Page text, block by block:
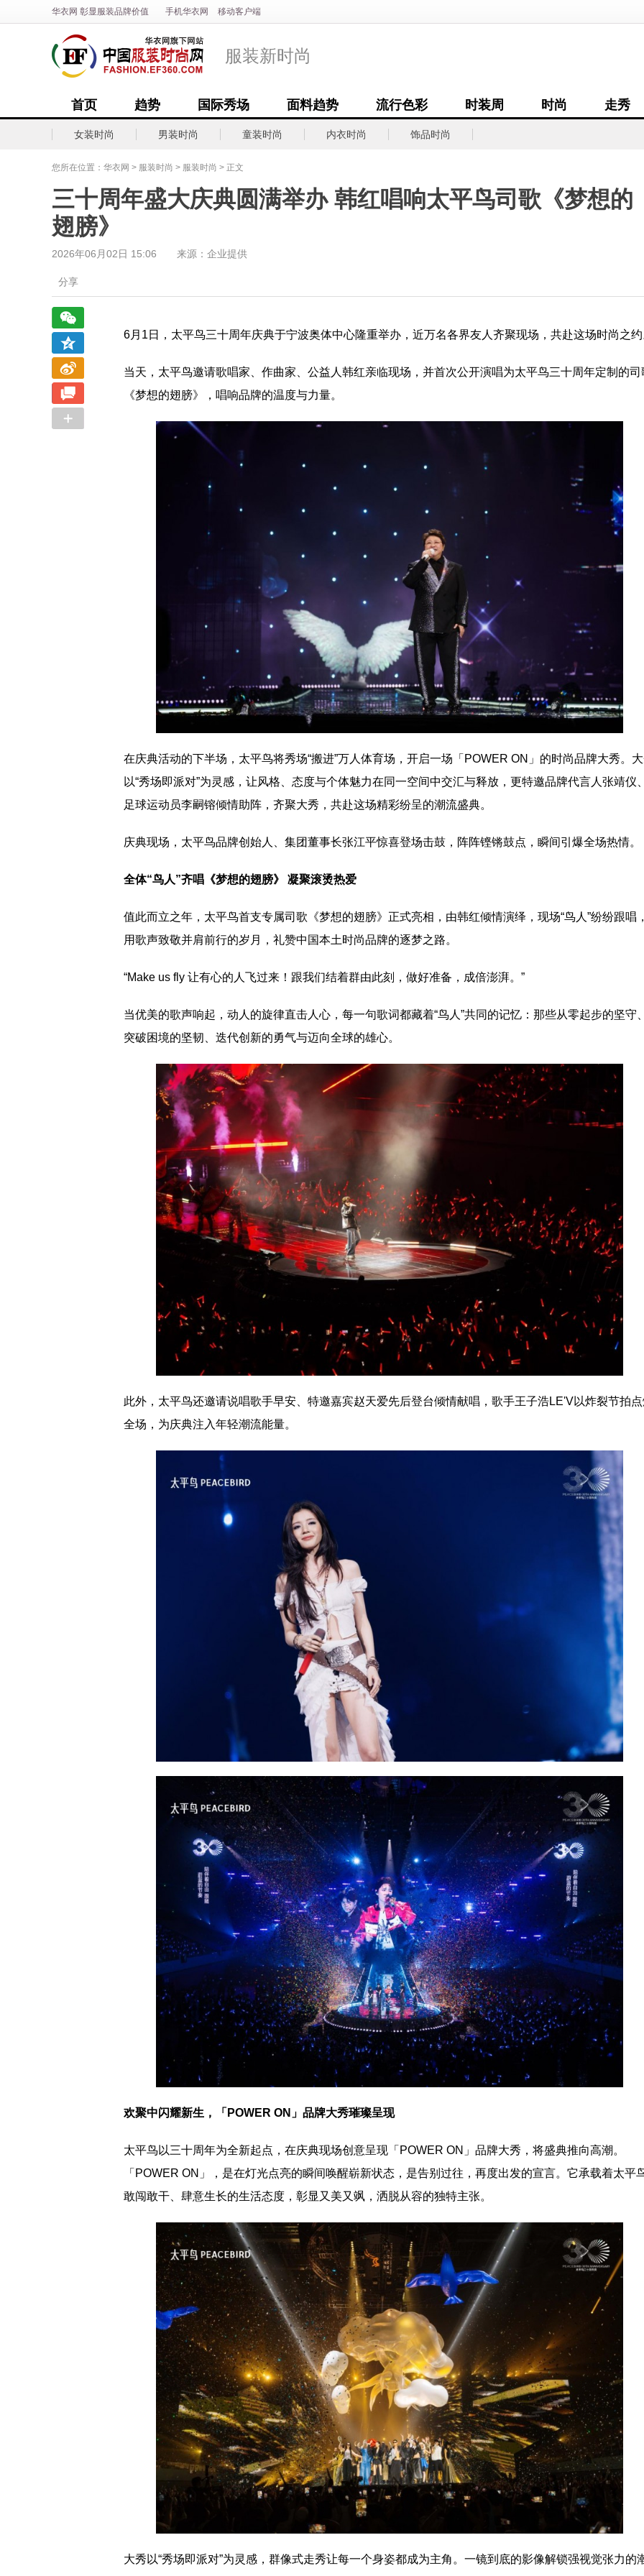
华衣网 彰显服装品牌价值 手机华衣网 移动客户端
服装新时尚
首页 趋势 国际秀场 面料趋势 流行色彩 时装周 时尚 走秀
女装时尚 男装时尚 童装时尚 内衣时尚 饰品时尚
您所在位置： 华衣网 > 服装时尚 > 服装时尚 > 正文
三十周年盛大庆典圆满举办 韩红唱响太平鸟司歌《梦想的
翅膀》
2026年06月02日 15:06 来源：企业提供
分享
6月1日，太平鸟三十周年庆典于宁波奥体中心隆重举办，近万名各界友人齐聚现场，共赴这场时尚之
当天，太平鸟邀请歌唱家、作曲家、公益人韩红亲临现场，并首次公开演唱为太平鸟三十周年定制的司
《梦想的翅膀》，唱响品牌的温度与力量。
在庆典活动的下半场，太平鸟将秀场“搬进”万人体育场，开启一场「POWER ON」的时尚品牌大秀。
以“秀场即派对”为灵感，让风格、态度与个体魅力在同一空间中交汇与释放，更特邀品牌代言人张靖仪
足球运动员李嗣镕倾情助阵，齐聚大秀，共赴这场精彩纷呈的潮流盛典。
庆典现场，太平鸟品牌创始人、集团董事长张江平惊喜登场击鼓，阵阵铿锵鼓点，瞬间引爆全场热情。
全体“鸟人”齐唱《梦想的翅膀》 凝聚滚烫热爱
值此而立之年，太平鸟首支专属司歌《梦想的翅膀》正式亮相，由韩红倾情演绎，现场“鸟人”纷纷跟唱
用歌声致敬并肩前行的岁月，礼赞中国本土时尚品牌的逐梦之路。
“Make us fly 让有心的人飞过来！跟我们结着群由此刻，做好准备，成倍澎湃。”
当优美的歌声响起，动人的旋律直击人心，每一句歌词都藏着“鸟人”共同的记忆：那些从零起步的坚守
突破困境的坚韧、迭代创新的勇气与迈向全球的雄心。
此外，太平鸟还邀请说唱歌手早安、特邀嘉宾赵天爱先后登台倾情献唱，歌手王子浩LE'V以炸裂节拍
全场，为庆典注入年轻潮流能量。
欢聚中闪耀新生，「POWER ON」品牌大秀璀璨呈现
太平鸟以三十周年为全新起点，在庆典现场创意呈现「POWER ON」品牌大秀，将盛典推向高潮。
「POWER ON」，是在灯光点亮的瞬间唤醒崭新状态，是告别过往，再度出发的宣言。它承载着太平
敢闯敢干、肆意生长的生活态度，彰显又美又飒，洒脱从容的独特主张。
大秀以“秀场即派对”为灵感，群像式走秀让每一个身姿都成为主角。一镜到底的影像解锁强视觉张力的
2023盛泽时尚周开幕式 《南海有花》上久
楷·边惠中2023高级成衣发布会华丽绽放
大咖齐聚盛泽，深挖时尚文化力丨第三届
中国设计峰会在盛泽举办
混沌異世 幻影浮生 DJFL SS22「